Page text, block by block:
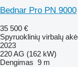
Bednar Pro PN 9000
35 500 €
Spyruoklinių virbalų
2023
220 AG (162 kW)
Dengimas 9 m